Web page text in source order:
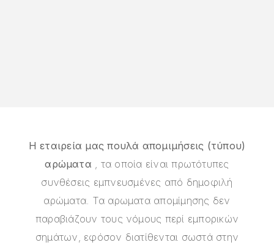
Η εταιρεία μας πουλά απομιμήσεις (τύπου)
αρώματα , τα οποία είναι πρωτότυπες
συνθέσεις εμπνευσμένες από δημοφιλή
αρώματα. Τα αρωματα απομίμησης δεν
παραβιάζουν τους νόμους περί εμπορικών
σημάτων, εφόσον διατίθενται σωστά στην